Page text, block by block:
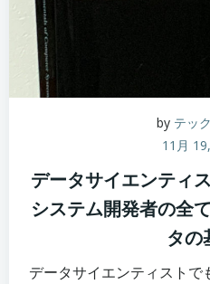
by テッ
11月
データサイエンティ
システム開発者の全
タの
データサイエンティスト